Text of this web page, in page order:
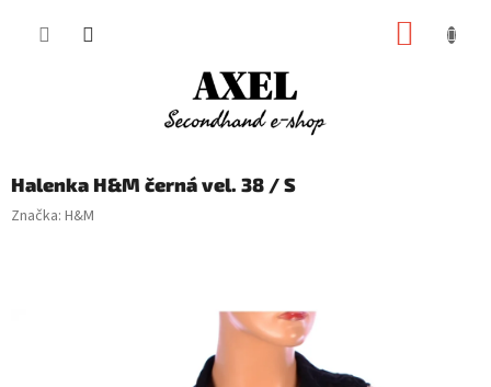
Halenka H&M černá vel. 38 / S
Značka: H&M